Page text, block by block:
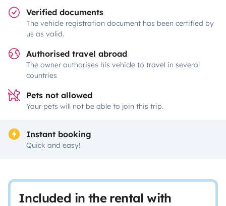
Verified documents
The vehicle registration document has been certified by
us as valid.
Authorised travel abroad
The owner authorises his vehicle to travel in several
countries
Pets not allowed
Your pets will not be able to join this trip.
Instant booking
Quick and easy!
Included in the rental with